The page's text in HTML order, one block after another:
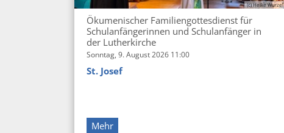
(c) Heike Wurzel
Ökumenischer Familiengottesdienst für
Schulanfängerinnen und Schulanfänger in
der Lutherkirche
Sonntag, 9. August 2026 11:00
St. Josef
Mehr